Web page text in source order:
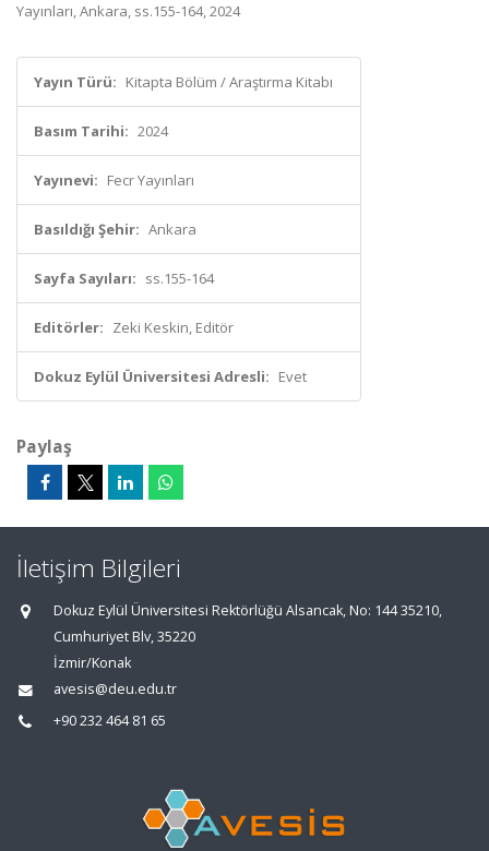
Yayınları, Ankara, ss.155-164, 2024
Yayın Türü: Kitapta Bölüm / Araştırma Kitabı
Basım Tarihi: 2024
Yayınevi: Fecr Yayınları
Basıldığı Şehir: Ankara
Sayfa Sayıları: ss.155-164
Editörler: Zeki Keskin, Editör
Dokuz Eylül Üniversitesi Adresli: Evet
Paylaş
İletişim Bilgileri
Dokuz Eylül Üniversitesi Rektörlüğü Alsancak, No: 144 35210,
Cumhuriyet Blv, 35220
İzmir/Konak
avesis@deu.edu.tr
+90 232 464 81 65